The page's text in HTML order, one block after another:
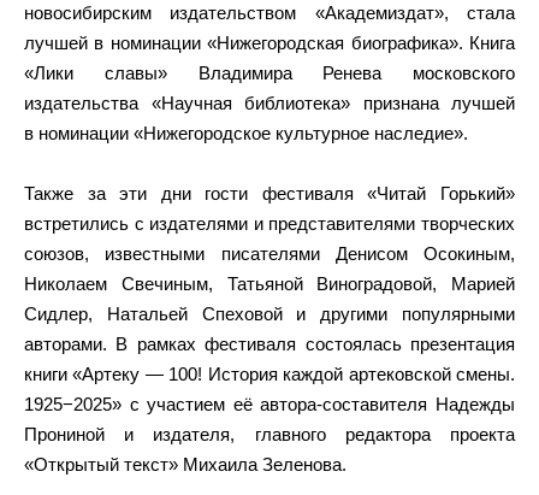
новосибирским издательством «Академиздат», стала
лучшей в номинации «Нижегородская биографика». Книга
«Лики славы» Владимира Ренева московского
издательства «Научная библиотека» признана лучшей
в номинации «Нижегородское культурное наследие».
Также за эти дни гости фестиваля «Читай Горький»
встретились с издателями и представителями творческих
союзов, известными писателями Денисом Осокиным,
Николаем Свечиным, Татьяной Виноградовой, Марией
Сидлер, Натальей Спеховой и другими популярными
авторами. В рамках фестиваля состоялась презентация
книги «Артеку — 100! История каждой артековской смены.
1925−2025» с участием её автора-составителя Надежды
Прониной и издателя, главного редактора проекта
«Открытый текст» Михаила Зеленова.